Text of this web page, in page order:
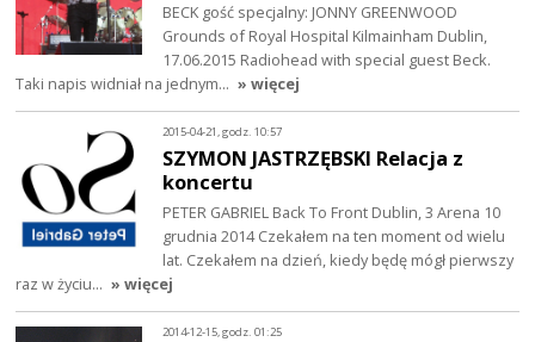
BECK gość specjalny: JONNY GREENWOOD
Grounds of Royal Hospital Kilmainham Dublin,
17.06.2015 Radiohead with special guest Beck.
Taki napis widniał na jednym… » więcej
2015-04-21, godz. 10:57
SZYMON JASTRZĘBSKI Relacja z
koncertu
PETER GABRIEL Back To Front Dublin, 3 Arena 10
grudnia 2014 Czekałem na ten moment od wielu
lat. Czekałem na dzień, kiedy będę mógł pierwszy
raz w życiu… » więcej
2014-12-15, godz. 01:25